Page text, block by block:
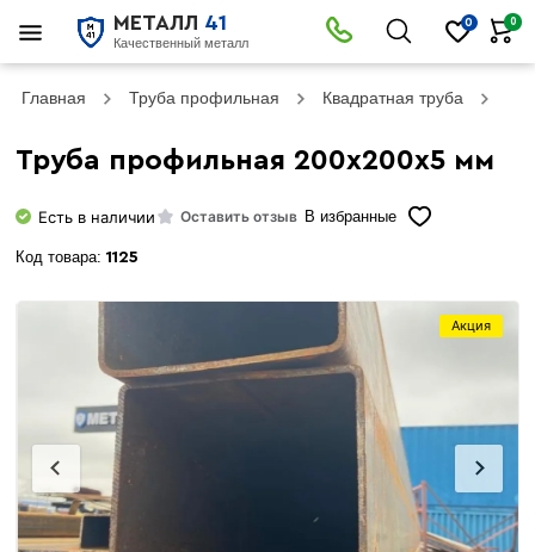
МЕТАЛЛ 41
Качественный металл
0 0
Главная Труба профильная Квадратная труба
Труба профильная 200х200х5 мм
Есть в наличии Оставить отзыв В избранные
Код товара: 1125
Акция